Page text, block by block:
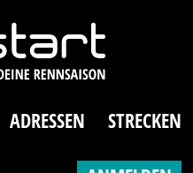
ADRESSEN
STRECKEN